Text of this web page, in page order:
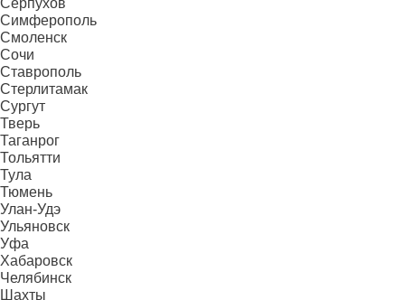
Серпухов
Симферополь
Смоленск
Сочи
Ставрополь
Стерлитамак
Сургут
Тверь
Таганрог
Тольятти
Тула
Тюмень
Улан-Удэ
Ульяновск
Уфа
Хабаровск
Челябинск
Шахты